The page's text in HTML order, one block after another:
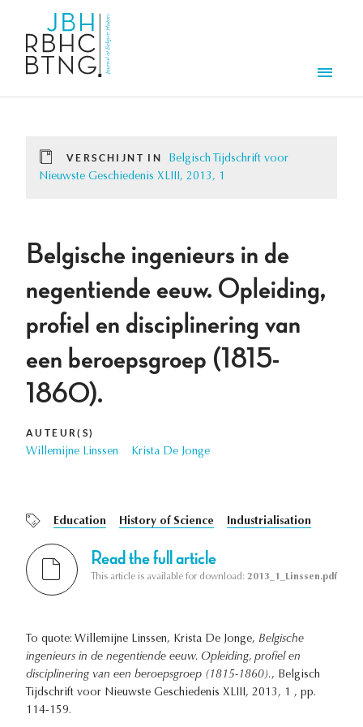
VERSCHIJNT IN
Belgisch Tijdschrift voor
Nieuwste Geschiedenis XLIII, 2013, 1
Belgische ingenieurs in de
negentiende eeuw. Opleiding,
profiel en disciplinering van
een beroepsgroep (1815-
1860).
AUTEUR(S)
Willemijne Linssen Krista De Jonge
Education History of Science Industrialisation
Read the full article
This article is available for download: 2013_1_Linssen.pdf
To quote: Willemijne Linssen, Krista De Jonge, Belgische
ingenieurs in de negentiende eeuw. Opleiding, profiel en
disciplinering van een beroepsgroep (1815-1860)., Belgisch
Tijdschrift voor Nieuwste Geschiedenis XLIII, 2013, 1 , pp.
114-159.